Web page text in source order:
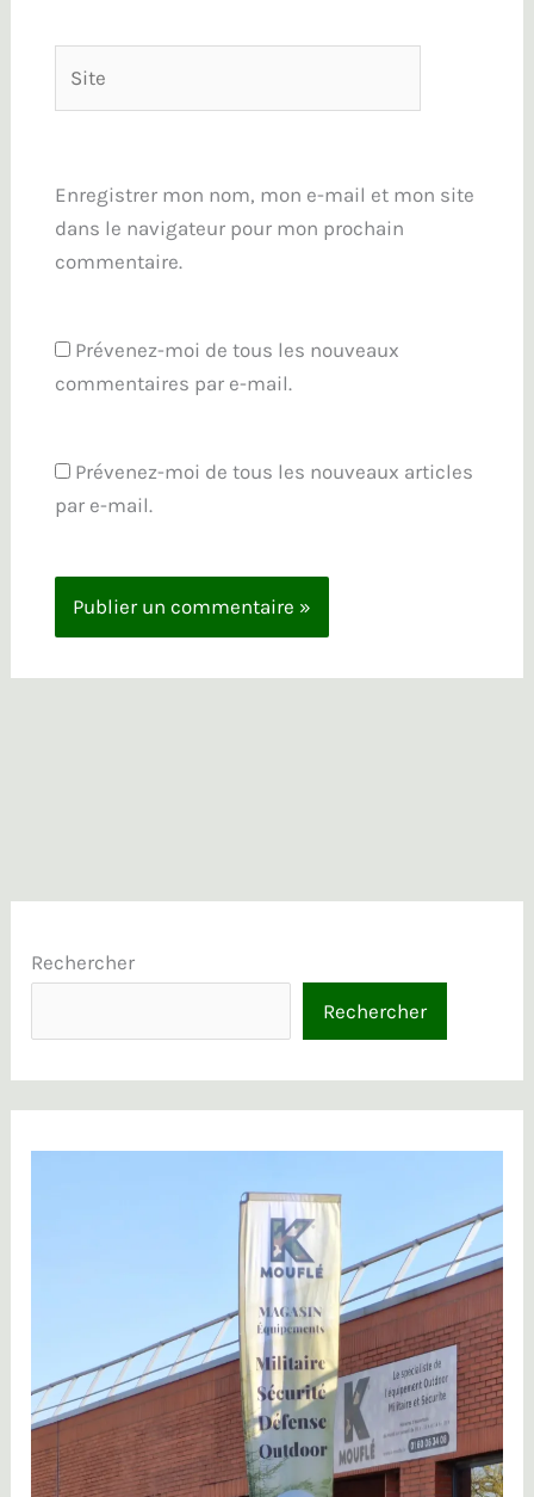
Enregistrer mon nom, mon e-mail et mon site
dans le navigateur pour mon prochain
commentaire.
Prévenez-moi de tous les nouveaux
commentaires par e-mail.
Prévenez-moi de tous les nouveaux articles
par e-mail.
Rechercher
Rechercher